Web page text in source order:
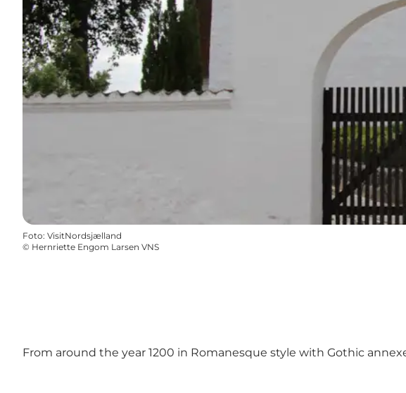
Foto: VisitNordsjælland
© Hernriette Engom Larsen VNS
From around the year 1200 in Romanesque style with Gothic